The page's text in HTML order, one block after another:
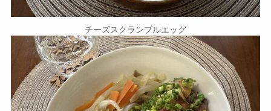
チーズスクランブルエッグ